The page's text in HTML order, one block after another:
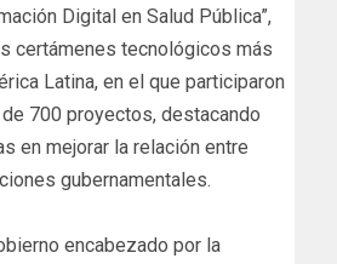
Digital en Salud Pública”,
certámenes tecnológicos más
Latina, en el que participaron
700 proyectos, destacando
en mejorar la relación entre
gubernamentales.
encabezado por la